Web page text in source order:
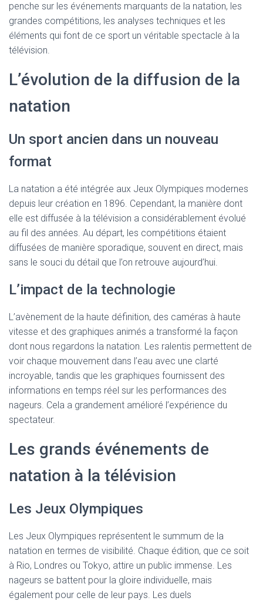
penche sur les événements marquants de la natation, les
grandes compétitions, les analyses techniques et les
éléments qui font de ce sport un véritable spectacle à la
télévision.
L’évolution de la diffusion de la
natation
Un sport ancien dans un nouveau
format
La natation a été intégrée aux Jeux Olympiques modernes
depuis leur création en 1896. Cependant, la manière dont
elle est diffusée à la télévision a considérablement évolué
au fil des années. Au départ, les compétitions étaient
diffusées de manière sporadique, souvent en direct, mais
sans le souci du détail que l’on retrouve aujourd’hui.
L’impact de la technologie
L’avènement de la haute définition, des caméras à haute
vitesse et des graphiques animés a transformé la façon
dont nous regardons la natation. Les ralentis permettent de
voir chaque mouvement dans l’eau avec une clarté
incroyable, tandis que les graphiques fournissent des
informations en temps réel sur les performances des
nageurs. Cela a grandement amélioré l’expérience du
spectateur.
Les grands événements de
natation à la télévision
Les Jeux Olympiques
Les Jeux Olympiques représentent le summum de la
natation en termes de visibilité. Chaque édition, que ce soit
à Rio, Londres ou Tokyo, attire un public immense. Les
nageurs se battent pour la gloire individuelle, mais
également pour celle de leur pays. Les duels